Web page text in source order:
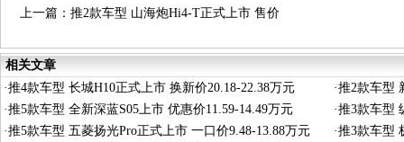
上一篇： 推2款车型 山海炮Hi4-T正式上市 售价
相关文章
·推4款车型 长城H10正式上市 换新价20.18-22.38万元 ·推2款车型
·推5款车型 全新深蓝S05上市 优惠价11.59-14.49万元 ·推3款车型
·推5款车型 五菱扬光Pro正式上市 一口价9.48-13.88万元 ·推3款车型